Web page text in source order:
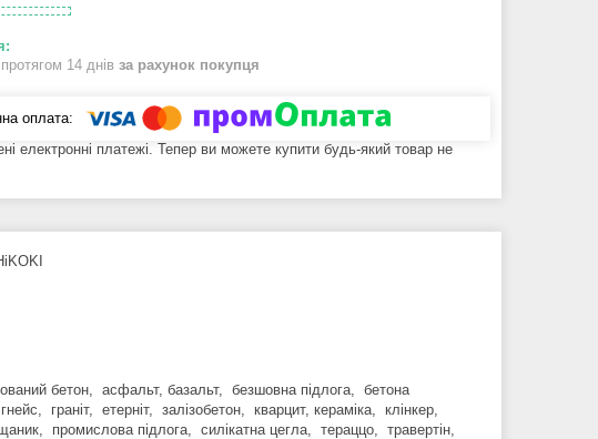
14 днів за рахунок покупця
електронні платежі. Тепер ви можете купити будь-який товар не
бетон, асфальт, базальт, безшовна підлога, бетона
граніт, етерніт, залізобетон, кварцит, кераміка, клінкер,
промислова підлога, силікатна цегла, тераццо, травертін,